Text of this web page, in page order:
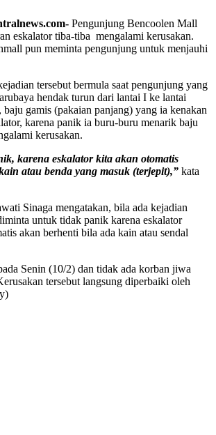
Pengunjung Bencoolen Mall
eskalator tiba-tiba mengalami kerusakan.
pun meminta pengunjung untuk menjauhi
tersebut bermula saat pengunjung yang
hendak turun dari lantai I ke lantai
gamis (pakaian panjang) yang ia kenakan
karena panik ia buru-buru menarik baju
kerusakan.
karena eskalator kita akan otomatis
atau benda yang masuk (terjepit),” kata
Sinaga mengatakan, bila ada kejadian
untuk tidak panik karena eskalator
akan berhenti bila ada kain atau sendal
Senin (10/2) dan tidak ada korban jiwa
tersebut langsung diperbaiki oleh